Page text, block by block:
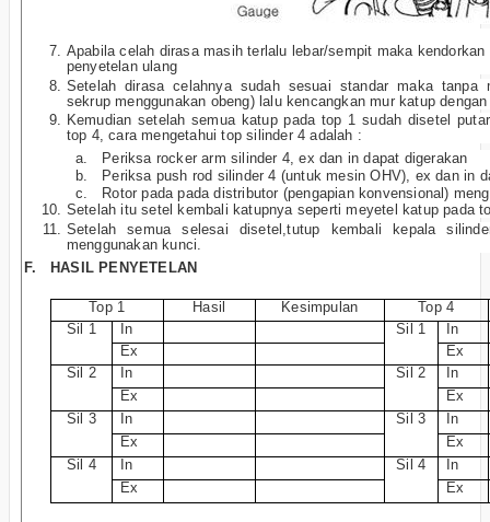
Apabila celah dirasa masih terlalu lebar/sempit maka
penyetelan ulang
Setelah dirasa celahnya sudah sesuai standar maka tanpa
sekrup menggunakan obeng) lalu kencangkan mur katup
Kemudian setelah semua katup pada top 1 sudah disetel
top 4, cara mengetahui top silinder 4 adalah :
a.
Periksa rocker arm silinder 4, ex dan in dapat digerakan
b.
Periksa push rod silinder 4 (untuk mesin OHV), ex dan in
c.
Rotor pada pada distributor (pengapian konvensional)
Setelah itu setel kembali katupnya seperti meyetel katup pada
Setelah semua selesai disetel,tutup kembali kepala
menggunakan kunci.
F.
HASIL PENYETELAN
Top 1 Hasil Kesimpulan
Top 4
Sil 1
In Sil 1
In
Ex
Ex
Sil 2
In Sil 2
In
Ex
Ex
Sil 3
In Sil 3
In
Ex
Ex
Sil 4
In Sil 4
In
Ex
Ex